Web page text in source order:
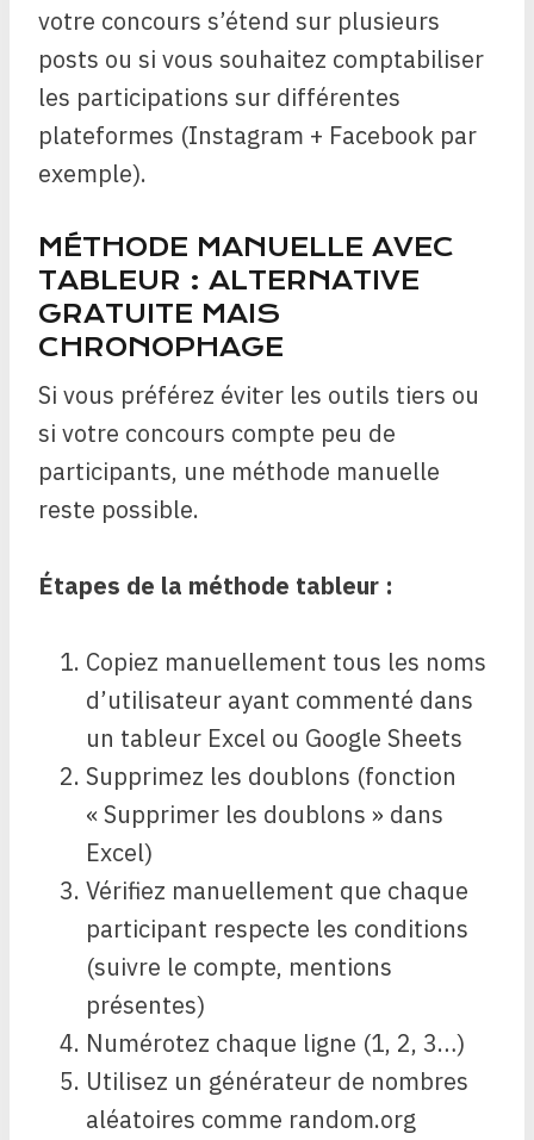
votre concours s’étend sur plusieurs
posts ou si vous souhaitez comptabiliser
les participations sur différentes
plateformes (Instagram + Facebook par
exemple).
MÉTHODE MANUELLE AVEC
TABLEUR : ALTERNATIVE
GRATUITE MAIS
CHRONOPHAGE
Si vous préférez éviter les outils tiers ou
si votre concours compte peu de
participants, une méthode manuelle
reste possible.
Étapes de la méthode tableur :
Copiez manuellement tous les noms
d’utilisateur ayant commenté dans
un tableur Excel ou Google Sheets
Supprimez les doublons (fonction
« Supprimer les doublons » dans
Excel)
Vérifiez manuellement que chaque
participant respecte les conditions
(suivre le compte, mentions
présentes)
Numérotez chaque ligne (1, 2, 3…)
Utilisez un générateur de nombres
aléatoires comme random.org